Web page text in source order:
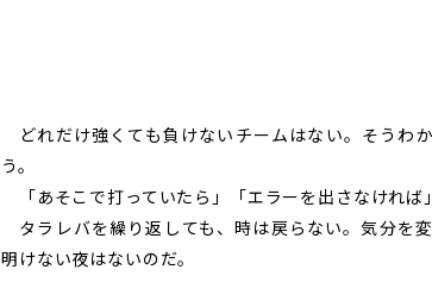
どれだけ強くても負けないチームはない。そうわ
う。
「あそこで打っていたら」「エラーを出さなければ
タラレバを繰り返しても、時は戻らない。気分を
明けない夜はないのだ。